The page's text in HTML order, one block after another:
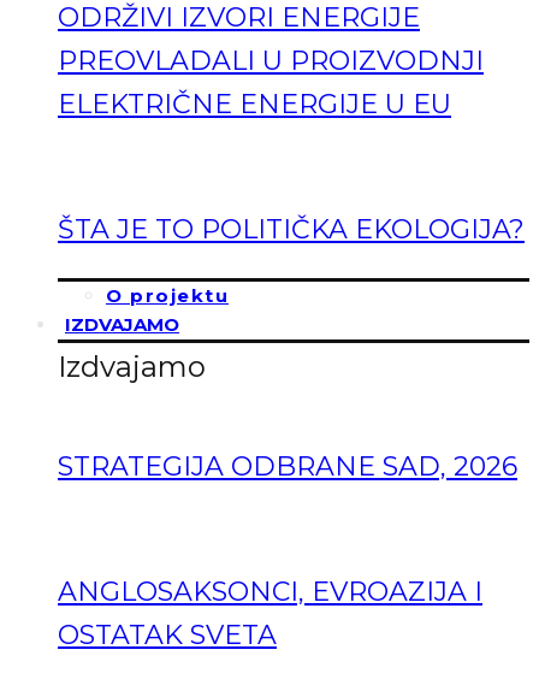
ODRŽIVI IZVORI ENERGIJE
PREOVLADALI U PROIZVODNJI
ELEKTRIČNE ENERGIJE U EU
ŠTA JE TO POLITIČKA EKOLOGIJA?
O projektu
IZDVAJAMO
Izdvajamo
STRATEGIJA ODBRANE SAD, 2026
ANGLOSAKSONCI, EVROAZIJA I
OSTATAK SVETA